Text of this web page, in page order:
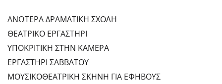
ΑΝΩΤΕΡΑ ΔΡΑΜΑΤΙΚΗ ΣΧΟΛΗ
ΘΕΑΤΡΙΚΟ ΕΡΓΑΣΤΗΡΙ
ΥΠΟΚΡΙΤΙΚΗ ΣΤΗΝ ΚΑΜΕΡΑ
ΕΡΓΑΣΤΗΡΙ ΣΑΒΒΑΤΟΥ
ΜΟΥΣΙΚΟΘΕΑΤΡΙΚΗ ΣΚΗΝΗ ΓΙΑ ΕΦΗΒΟΥΣ